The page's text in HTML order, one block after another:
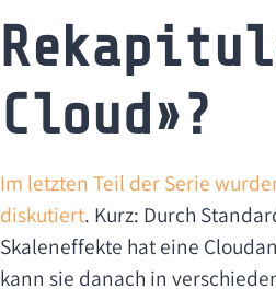
Cloud»?
Im letzten Teil der Serie
diskutiert. Kurz: Durch
Skaleneffekte hat eine
kann sie danach in